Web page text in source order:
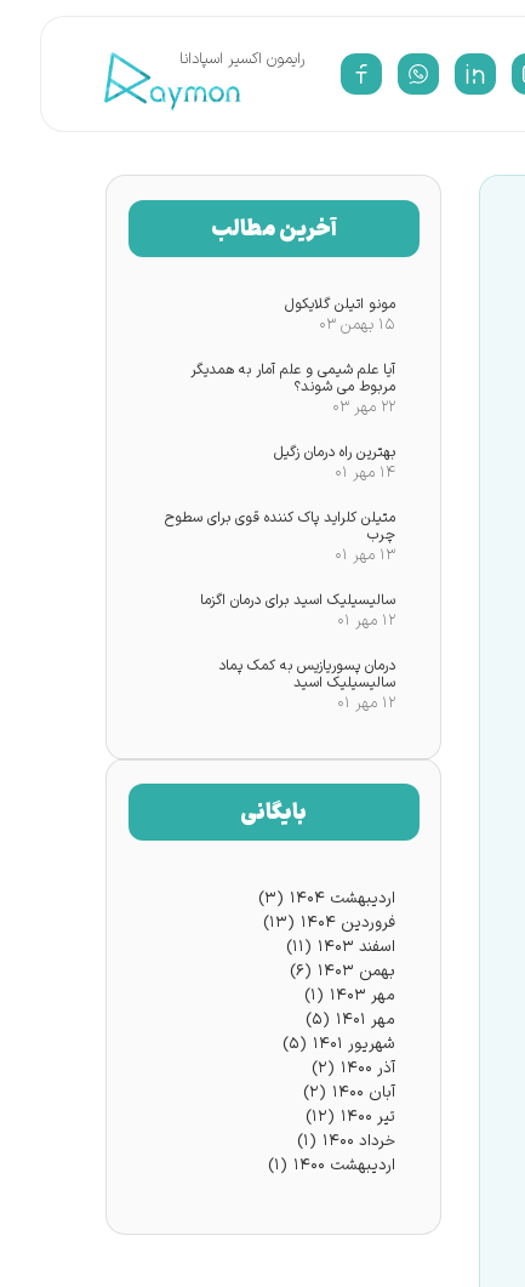
آخرین مطالب
مونو اتیلن گلایکول
۱۵ بهمن ۰۳
آیا علم شیمی و علم آمار به همدیگر
مربوط می شوند؟
۲۲ مهر ۰۳
بهترین راه درمان زگیل
۱۴ مهر ۰۱
متیلن کلراید پاک کننده قوی برای سطوح
چرب
۱۳ مهر ۰۱
سالیسیلیک اسید برای درمان اگزما
۱۲ مهر ۰۱
درمان پسوریازیس به کمک پماد
سالیسیلیک اسید
۱۲ مهر ۰۱
بایگانی
اردیبهشت ۱۴۰۴
(۳)
فروردین ۱۴۰۴
(۱۳)
اسفند ۱۴۰۳
(۱۱)
بهمن ۱۴۰۳
(۶)
مهر ۱۴۰۳
(۱)
مهر ۱۴۰۱
(۵)
شهریور ۱۴۰۱
(۵)
آذر ۱۴۰۰
(۲)
آبان ۱۴۰۰
(۲)
تیر ۱۴۰۰
(۱۲)
خرداد ۱۴۰۰
(۱)
اردیبهشت ۱۴۰۰
(۱)
​رایمون اکسیر اسپادانا